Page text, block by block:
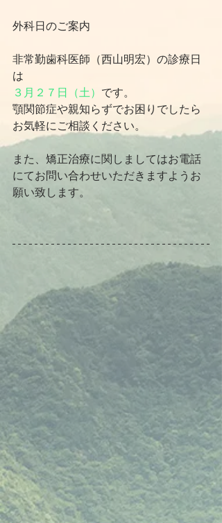
外科日のご案内
非常勤歯科医師（西山明宏）の診療日
は
３月２７日（土） です。
顎関節症や親知らずでお困りでしたら
お気軽にご相談ください。
また、矯正治療に関しましてはお電話
にてお問い合わせいただきますようお
願い致します。